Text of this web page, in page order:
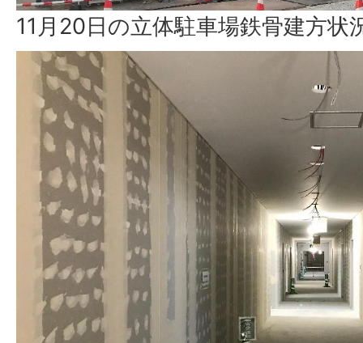
11月20日の立体駐車場鉄骨建方状